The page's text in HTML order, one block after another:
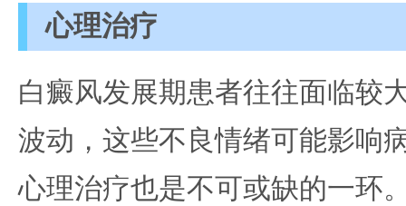
心理治疗
白癜风发展期患者往往面临较
波动，这些不良情绪可能影响
心理治疗也是不可或缺的一环